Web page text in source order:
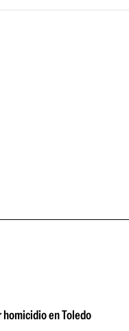
homicidio en Toledo